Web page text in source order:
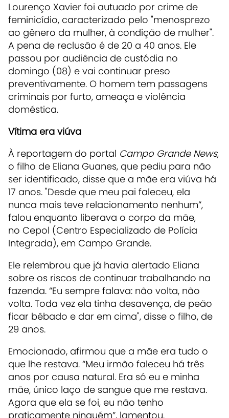
Lourenço Xavier foi autuado por crime de
feminicídio, caracterizado pelo "menosprezo
ao gênero da mulher, à condição de mulher".
A pena de reclusão é de 20 a 40 anos. Ele
passou por audiência de custódia no
domingo (08) e vai continuar preso
preventivamente. O homem tem passagens
criminais por furto, ameaça e violência
doméstica.
Vítima era viúva
À reportagem do portal Campo Grande News,
o filho de Eliana Guanes, que pediu para não
ser identificado, disse que a mãe era viúva há
17 anos. "Desde que meu pai faleceu, ela
nunca mais teve relacionamento nenhum”,
falou enquanto liberava o corpo da mãe,
no Cepol (Centro Especializado de Polícia
Integrada), em Campo Grande.
Ele relembrou que já havia alertado Eliana
sobre os riscos de continuar trabalhando na
fazenda. “Eu sempre falava: não volta, não
volta. Toda vez ela tinha desavença, de peão
ficar bêbado e dar em cima", disse o filho, de
29 anos.
Emocionado, afirmou que a mãe era tudo o
que lhe restava. “Meu irmão faleceu há três
anos por causa natural. Era só eu e minha
mãe, único laço de sangue que me restava.
Agora que ela se foi, eu não tenho
praticamente ninguém”, lamentou.